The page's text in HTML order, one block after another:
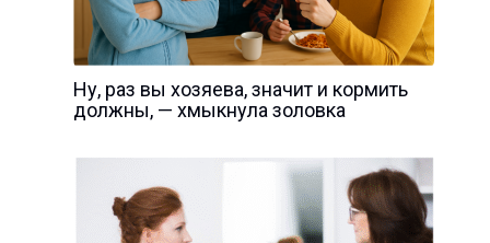
Ну, раз вы хозяева, значит и кормить
должны, — хмыкнула золовка